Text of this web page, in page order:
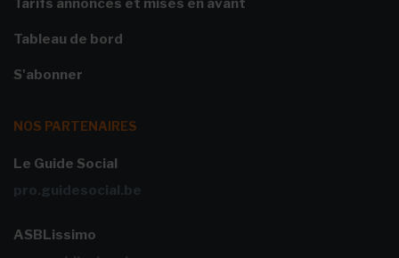
Tarifs annonces et mises en avant
Tableau de bord
S'abonner
NOS PARTENAIRES
Le Guide Social
pro.guidesocial.be
ASBLissimo